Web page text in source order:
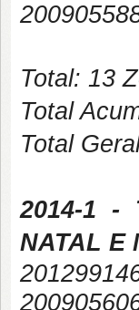
Total: 13
Total
Total
2014-1 -
NATAL E